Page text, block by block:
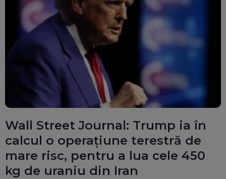
Wall Street Journal: Trump ia în
calcul o operațiune terestră de
mare risc, pentru a lua cele 450
kg de uraniu din Iran